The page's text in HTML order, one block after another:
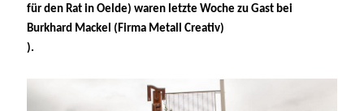
für den Rat in Oelde) waren letzte Woche zu Gast bei
Burkhard Mackel (Firma Metall Creativ)
).